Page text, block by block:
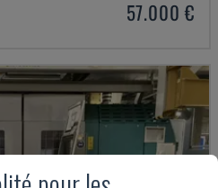
57.000 €